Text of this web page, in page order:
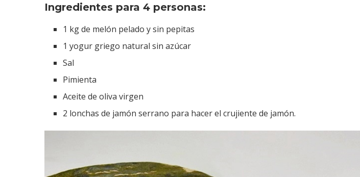
Ingredientes para 4 personas:
1 kg de melón pelado y sin pepitas
1 yogur griego natural sin azúcar
Sal
Pimienta
Aceite de oliva virgen
2 lonchas de jamón serrano para hacer el crujiente de jamón.